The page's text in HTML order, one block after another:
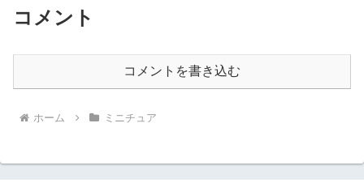
コメント
コメントを書き込む
ホーム ミニチュア